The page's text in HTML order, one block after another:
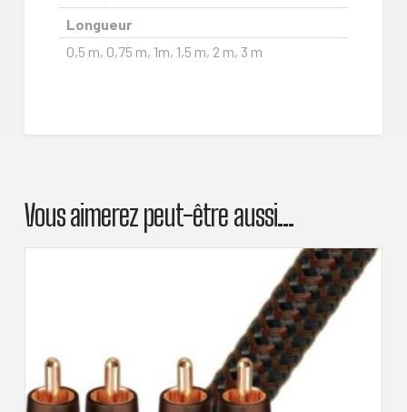
Longueur
0,5 m, 0,75 m, 1m, 1,5 m, 2 m, 3 m
Vous aimerez peut-être aussi…